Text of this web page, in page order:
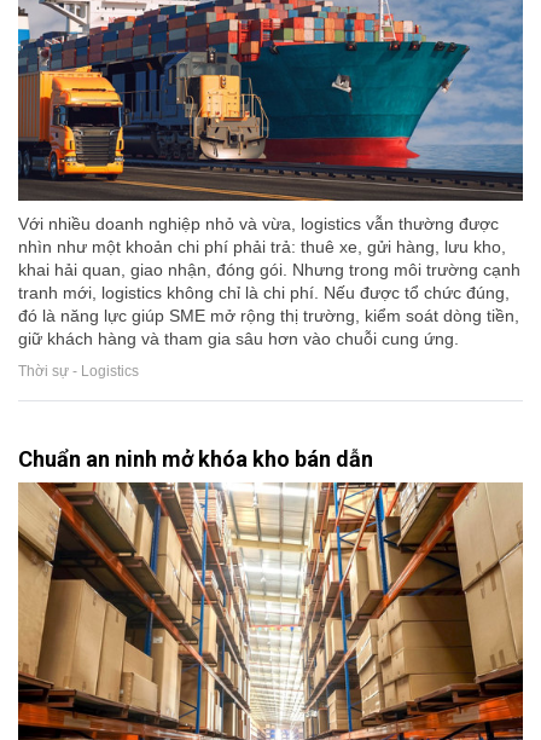
Với nhiều doanh nghiệp nhỏ và vừa, logistics vẫn thường được
nhìn như một khoản chi phí phải trả: thuê xe, gửi hàng, lưu kho,
khai hải quan, giao nhận, đóng gói. Nhưng trong môi trường cạnh
tranh mới, logistics không chỉ là chi phí. Nếu được tổ chức đúng,
đó là năng lực giúp SME mở rộng thị trường, kiểm soát dòng tiền,
giữ khách hàng và tham gia sâu hơn vào chuỗi cung ứng.
Thời sự - Logistics
Chuẩn an ninh mở khóa kho bán dẫn